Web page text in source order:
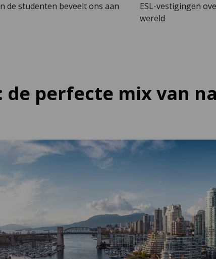
de studenten beveelt ons aan
ESL-vestigingen
wereld
de perfecte mix van